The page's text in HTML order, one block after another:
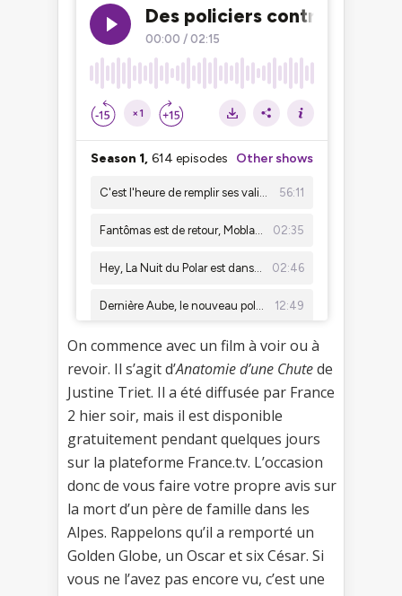
On commence avec un film à voir ou à
revoir. Il s’agit d’Anatomie d’une Chutede
Justine Triet. Il a été diffusée par France
2 hier soir, mais il est disponible
gratuitement pendant quelques jours
sur la plateforme France.tv. L’occasion
donc de vous faire votre propre avis sur
la mort d’un père de famille dans les
Alpes. Rappelons qu’il a remporté un
Golden Globe, un Oscar et six César. Si
vous ne l’avez pas encore vu, c’est une